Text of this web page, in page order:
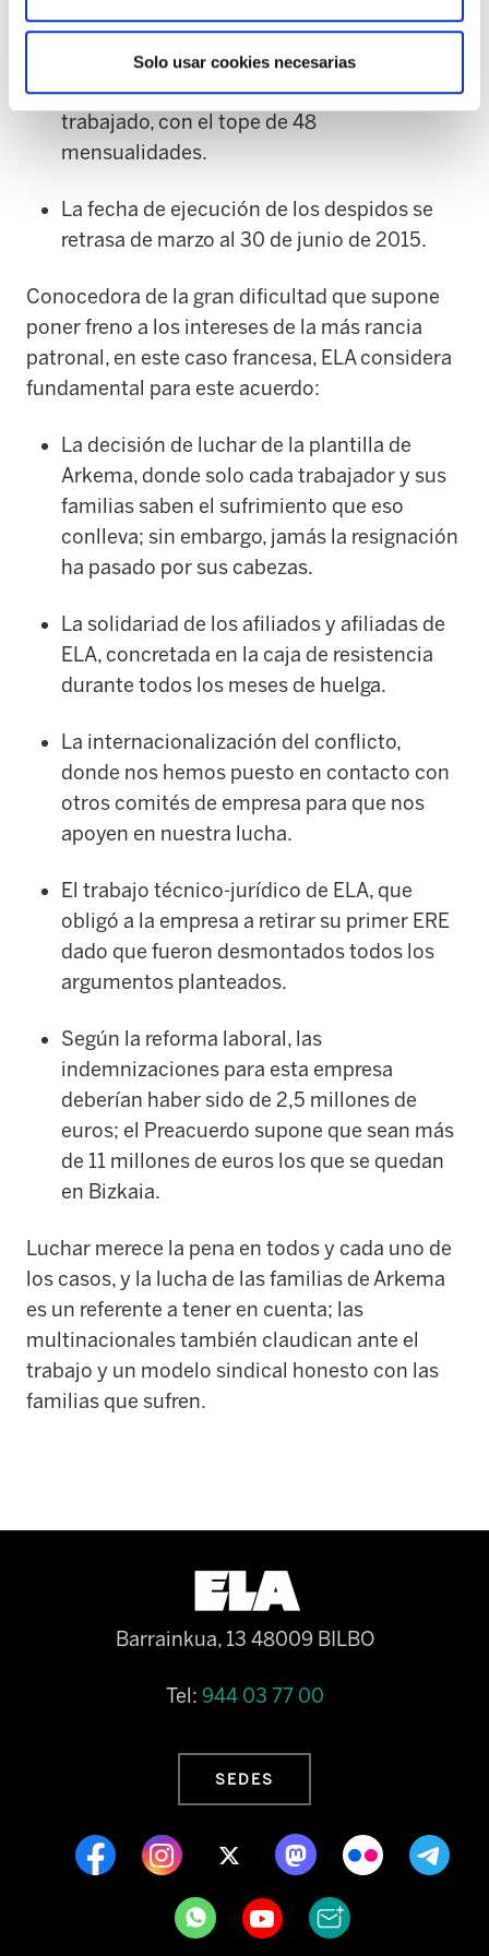
Solo usar cookies necesarias
trabajador.
Indemnización de 59 días por año
trabajado, con el tope de 48
mensualidades.
La fecha de ejecución de los despidos se
retrasa de marzo al 30 de junio de 2015.
Conocedora de la gran dificultad que supone
poner freno a los intereses de la más rancia
patronal, en este caso francesa, ELA considera
fundamental para este acuerdo:
La decisión de luchar de la plantilla de
Arkema, donde solo cada trabajador y sus
familias saben el sufrimiento que eso
conlleva; sin embargo, jamás la resignación
ha pasado por sus cabezas.
La solidariad de los afiliados y afiliadas de
ELA, concretada en la caja de resistencia
durante todos los meses de huelga.
La internacionalización del conflicto,
donde nos hemos puesto en contacto con
otros comités de empresa para que nos
apoyen en nuestra lucha.
El trabajo técnico-jurídico de ELA, que
obligó a la empresa a retirar su primer ERE
dado que fueron desmontados todos los
argumentos planteados.
Según la reforma laboral, las
indemnizaciones para esta empresa
deberían haber sido de 2,5 millones de
euros; el Preacuerdo supone que sean más
de 11 millones de euros los que se quedan
en Bizkaia.
Luchar merece la pena en todos y cada uno de
los casos, y la lucha de las familias de Arkema
es un referente a tener en cuenta; las
multinacionales también claudican ante el
trabajo y un modelo sindical honesto con las
familias que sufren.
Barrainkua, 13 48009 BILBO
Tel: 944 03 77 00
SEDES